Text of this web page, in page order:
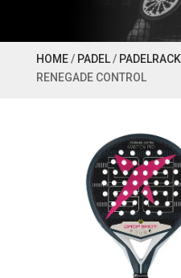
HOME/ PADEL/
RENEGADE CONTROL